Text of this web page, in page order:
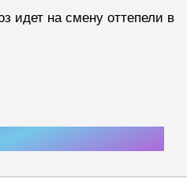
идет на смену оттепели в